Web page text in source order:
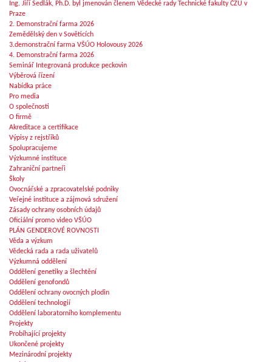
Ing. Jiří Sedlák, Ph.D. byl jmenován členem Vědecké rady Technické fakulty ČZU v
Praze
2. Demonstrační farma 2026
Zemědělský den v Sověticích
3.demonstrační farma VŠÚO Holovousy 2026
4. Demonstrační farma 2026
Seminář Integrovaná produkce peckovin
Výběrová řízení
Nabídka práce
Pro media
O společnosti
O firmě
Akreditace a certifikace
Výpisy z rejstříků
Spolupracujeme
Výzkumné instituce
Zahraniční partneři
Školy
Ovocnářské a zpracovatelské podniky
Veřejné instituce a zájmová sdružení
Zásady ochrany osobních údajů
Oficiální promo video VŠÚO
PLÁN GENDEROVÉ ROVNOSTI
Věda a výzkum
Vědecká rada a rada uživatelů
Výzkumná oddělení
Oddělení genetiky a šlechtění
Oddělení genofondů
Oddělení ochrany ovocných plodin
Oddělení technologií
Oddělení laboratorního komplementu
Projekty
Probíhající projekty
Ukončené projekty
Mezinárodní projekty